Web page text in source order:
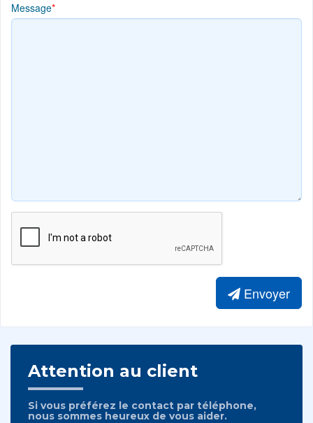
Message*
Envoyer
Attention au client
Si vous préférez le contact par téléphone,
nous sommes heureux de vous aider.